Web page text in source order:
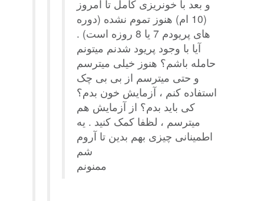
و بعد با خونریزی کامل تا امروز
(10 ام) هنوز تموم نشده (دوره
های پریودم 7 یا 8 روزه است) .
آیا با وجود پریود شدنم میتونم
حامله باشم؟ هنوز خیلی میترسم
و حتی میترسم از بی بی چک
استفاده کنم ، آزمایش خون بدم؟
کی باید بدم؟ از آزمایش هم
میترسم ، لظفا کمک کنید . یه
اطمینانی چیزی بهم بدین تا آروم
شم
ممنونم